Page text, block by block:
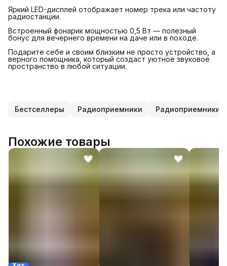
Яркий LED-дисплей отображает номер трека или частоту
радиостанции.
Встроенный фонарик мощностью 0,5 Вт — полезный
бонус для вечернего времени на даче или в походе.
Подарите себе и своим близким не просто устройство, а
верного помощника, который создаст уютное звуковое
пространство в любой ситуации.
Бестселлеры Радиоприемники Радиоприемники
Похожие товары